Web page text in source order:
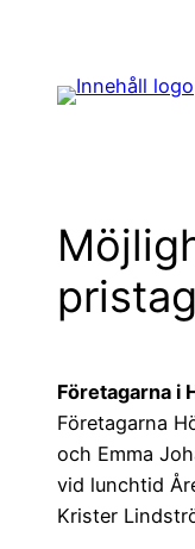
innehåll
Företagarna i
Företagarna
och Emma
vid lunchtid
Krister